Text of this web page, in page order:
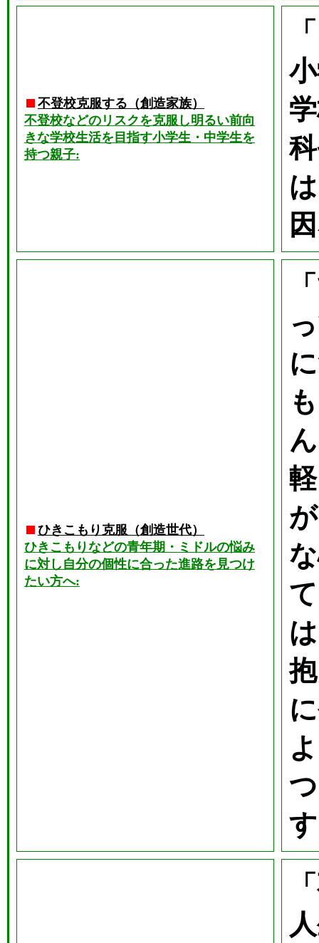
不登校克服する（創造家族）
不登校などのリスクを克服し明るい前向
きな学校生活を目指す小学生・中学生を
持つ親子:
ひきこもり克服（創造世代）
ひきこもりなどの青年期・ミドルの悩み
に対し自分の個性に合った進路を見つけ
たい方へ: